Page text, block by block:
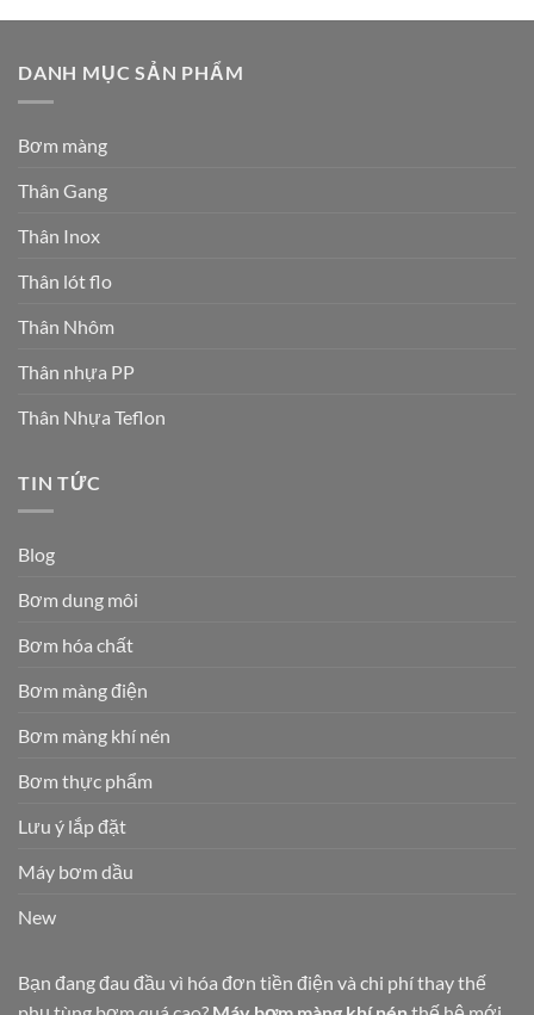
DANH MỤC SẢN PHẨM
Bơm màng
Thân Gang
Thân Inox
Thân lót flo
Thân Nhôm
Thân nhựa PP
Thân Nhựa Teflon
TIN TỨC
Blog
Bơm dung môi
Bơm hóa chất
Bơm màng điện
Bơm màng khí nén
Bơm thực phẩm
Lưu ý lắp đặt
Máy bơm dầu
New
Bạn đang đau đầu vì hóa đơn tiền điện và chi phí thay thế